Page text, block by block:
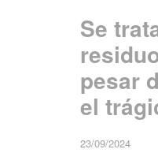
Se
pesar
el
23/09/2024